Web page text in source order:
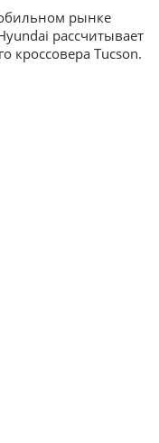
рынке
рассчитывает
кроссовера Tucson.